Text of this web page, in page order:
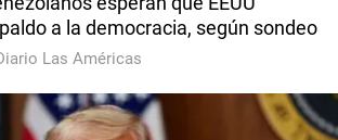
a la democracia, según sondeo
Las Américas